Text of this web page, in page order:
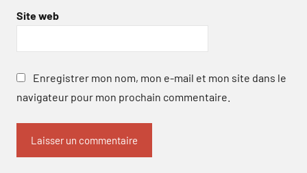
Site web
Enregistrer mon nom, mon e-mail et mon site dans le
navigateur pour mon prochain commentaire.